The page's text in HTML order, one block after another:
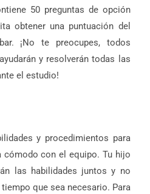
50 preguntas de opción
obtener una puntuación del
¡No te preocupes, todos
y resolverán todas las
el estudio!
y procedimientos para
cómodo con el equipo. Tu hijo
las habilidades juntos y no
que sea necesario. Para